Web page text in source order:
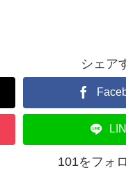
シェア
101をフォ